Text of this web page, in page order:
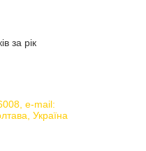
за рік
e-mail:
Україна